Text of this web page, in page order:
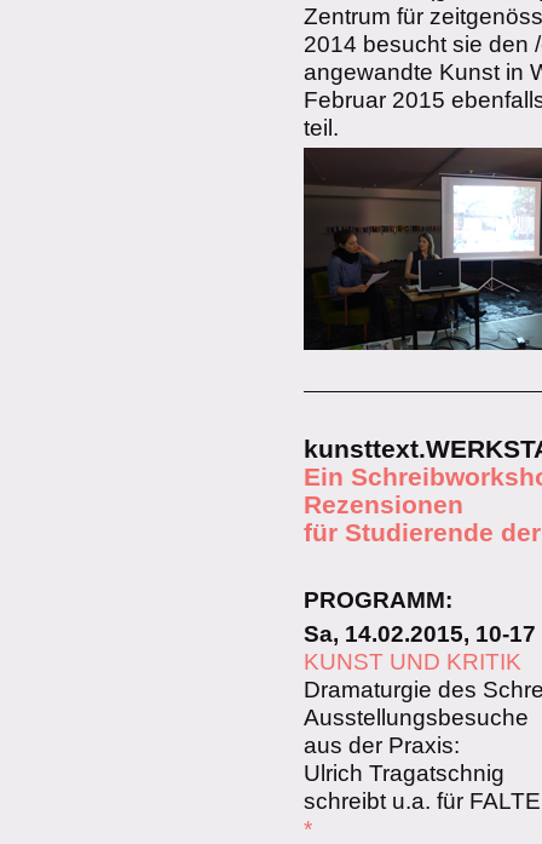
Zentrum für
2014 besucht sie den
angewandte Kunst in
Februar 2015
teil.
Ein
Rezensionen
für Studierende
PROGRAMM:
Sa, 14.02.2015, 10-17
KUNST UND KRITIK
Dramaturgie des
Ausstellungsbesuche
aus der Praxis:
Ulrich Tragatschnig
schreibt u.a. für
*